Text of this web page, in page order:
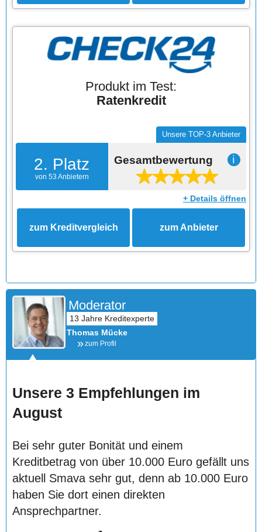
Produkt im Test:
Ratenkredit
2. Platz
von 53 Anbietern
Unsere TOP-3 Anbieter
Gesamtbewertung ℹ
+ Details öffnen
zum Kreditvergleich zum Anbieter
Moderator
Thomas Mücke
zum Profil
Unsere 3 Empfehlungen im
August
Bei sehr guter Bonität und einem
Kreditbetrag von über 10.000 Euro gefällt uns
aktuell Smava sehr gut, denn ab 10.000 Euro
haben Sie dort einen direkten
Ansprechpartner.